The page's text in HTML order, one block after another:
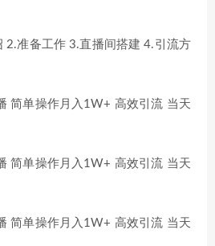
2.准备工作 3.直播间搭建 4.引流方